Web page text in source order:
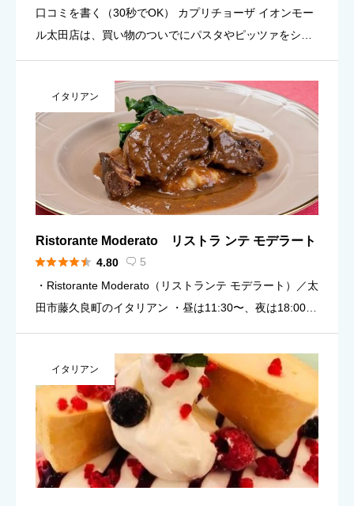
口コミを書く（30秒でOK） カプリチョーザ イオンモー
ル太田店は、買い物のついでにパスタやピッツァをシェ
です。口コミでは、注文したメニュー、ボリューム感の
体感、混みやす […]
イタリアン
Ristorante Moderato リストラ ンテ モデラート
 4.80  5
・Ristorante Moderato（リストランテ モデラート）／太
田市藤久良町のイタリアン ・昼は11:30〜、夜は18:00〜
料理の受付目安：昼 13:30／夜 […]
イタリアン